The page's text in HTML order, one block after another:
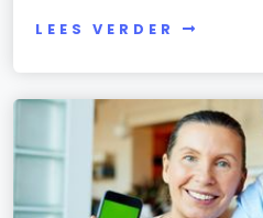
LEES VERDER